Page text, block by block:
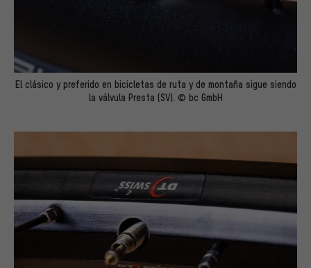
El clásico y preferido en bicicletas de ruta y de montaña sigue siendo
la válvula Presta (SV). © bc GmbH